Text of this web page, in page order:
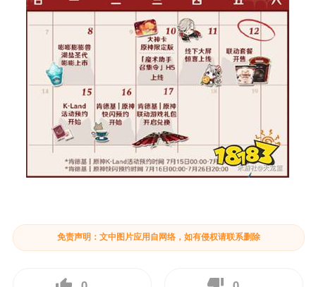
免责声明：文中图片应用自网络，如有侵权请联系删除